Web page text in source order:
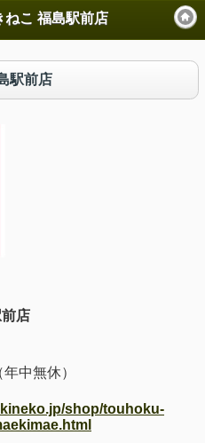
ねこ 福島駅前店
駅前店
店
中無休）
shop/touhoku-